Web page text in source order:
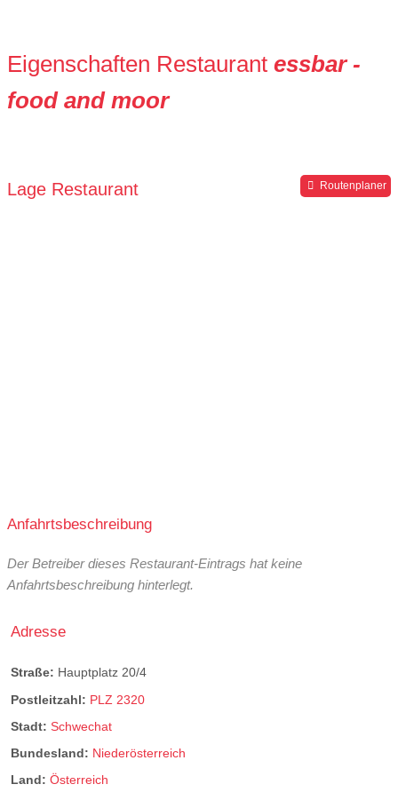
Eigenschaften Restaurant essbar -
food and moor
Lage Restaurant Routenplaner
Anfahrtsbeschreibung
Der Betreiber dieses Restaurant-Eintrags hat keine
Anfahrtsbeschreibung hinterlegt.
Adresse
Straße: Hauptplatz 20/4
Postleitzahl: PLZ 2320
Stadt: Schwechat
Bundesland: Niederösterreich
Land: Österreich